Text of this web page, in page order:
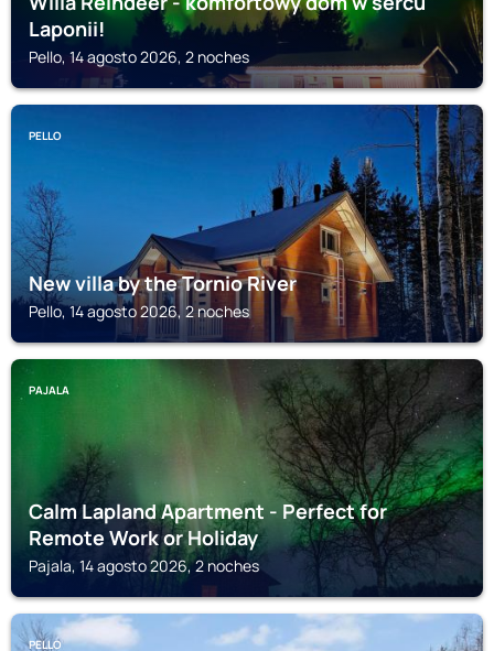
Laponii!
Pello, 14 agosto 2026, 2 noches
PELLO
New villa by the Tornio River
Pello, 14 agosto 2026, 2 noches
PAJALA
Calm Lapland Apartment - Perfect for
Remote Work or Holiday
Pajala, 14 agosto 2026, 2 noches
PELLO